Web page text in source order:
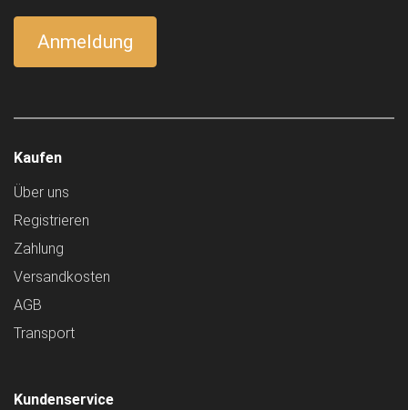
Kaufen
Über uns
Registrieren
Zahlung
Versandkosten
AGB
Transport
Kundenservice